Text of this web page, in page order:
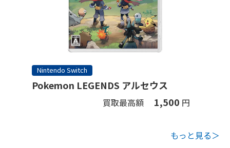
Nintendo Switch
Pokemon LEGENDS アルセウス
買取最高額 1,500 円
もっと見る＞